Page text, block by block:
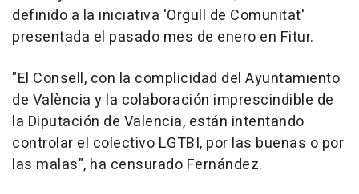
definido a la iniciativa 'Orgull de Comunitat'
presentada el pasado mes de enero en Fitur.
"El Consell, con la complicidad del Ayuntamiento
de València y la colaboración imprescindible de
la Diputación de Valencia, están intentando
controlar el colectivo LGTBI, por las buenas o por
las malas", ha censurado Fernández.